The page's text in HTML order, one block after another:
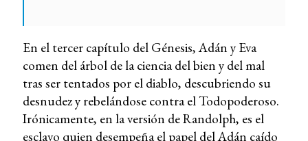
En el tercer capítulo del Génesis, Adán y Eva
comen del árbol de la ciencia del bien y del mal
tras ser tentados por el diablo, descubriendo su
desnudez y rebelándose contra el Todopoderoso.
Irónicamente, en la versión de Randolph, es el
esclavo quien desempeña el papel del Adán caído